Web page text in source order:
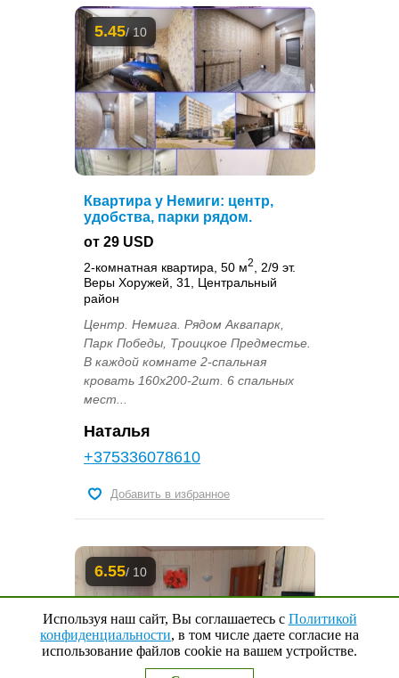
5.45/ 10
Квартира у Немиги: центр,
удобства, парки рядом.
от 29 USD
2-комнатная квартира, 50 м2
, 2/9 эт.
Веры Хоружей, 31, Центральный
район
Центр. Немига. Рядом Аквапарк,
Парк Победы, Троицкое Предместье.
В каждой комнате 2-спальная
кровать 160х200-2шт. 6 спальных
мест...
Наталья
+375336078610
Добавить в избранное
6.55/ 10
Используя наш сайт, Вы соглашаетесь с Политикой
конфиденциальности, в том числе даете согласие на
использование файлов cookie на вашем устройстве.
Выбранные квартиры 0 Наверх